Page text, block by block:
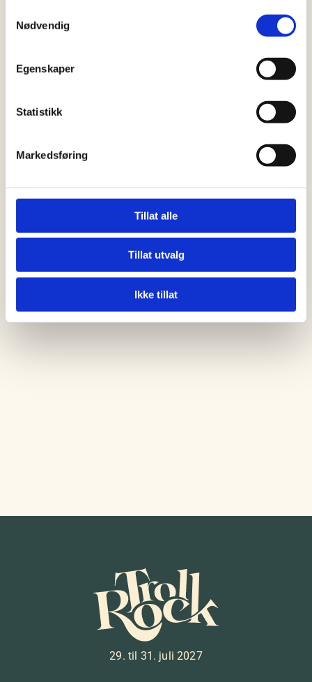
Nødvendig
Egenskaper
Statistikk
Markedsføring
Tillat alle
Tillat utvalg
Ikke tillat
29. til 31. juli 2027